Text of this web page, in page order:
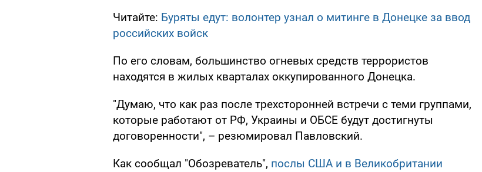
Читайте: Буряты едут: волонтер узнал о митинге в Донецке за ввод
российских войск
По его словам, большинство огневых средств террористов
находятся в жилых кварталах оккупированного Донецка.
"Думаю, что как раз после трехсторонней встречи с теми группами,
которые работают от РФ, Украины и ОБСЕ будут достигнуты
договоренности", – резюмировал Павловский.
Как сообщал "Обозреватель", послы США и в Великобритании